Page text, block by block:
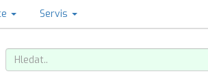
Servis